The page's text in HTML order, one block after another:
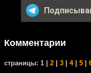
Комментарии
cтраницы: 1 | 2 3 4| 5